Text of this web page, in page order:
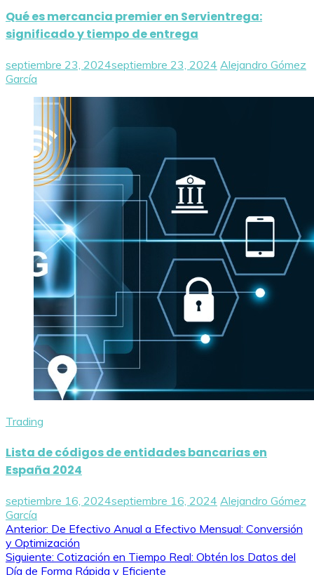
Qué es mercancia premier en Servientrega:
significado y tiempo de entrega
septiembre 23, 2024septiembre 23, 2024 Alejandro Gómez
García
Trading
Lista de códigos de entidades bancarias en
España 2024
septiembre 16, 2024septiembre 16, 2024 Alejandro Gómez
García
Navegación
de
Anterior: De Efectivo Anual a Efectivo Mensual: Conversión
y Optimización
Siguiente: Cotización en Tiempo Real: Obtén los Datos del
Día de Forma Rápida y Eficiente